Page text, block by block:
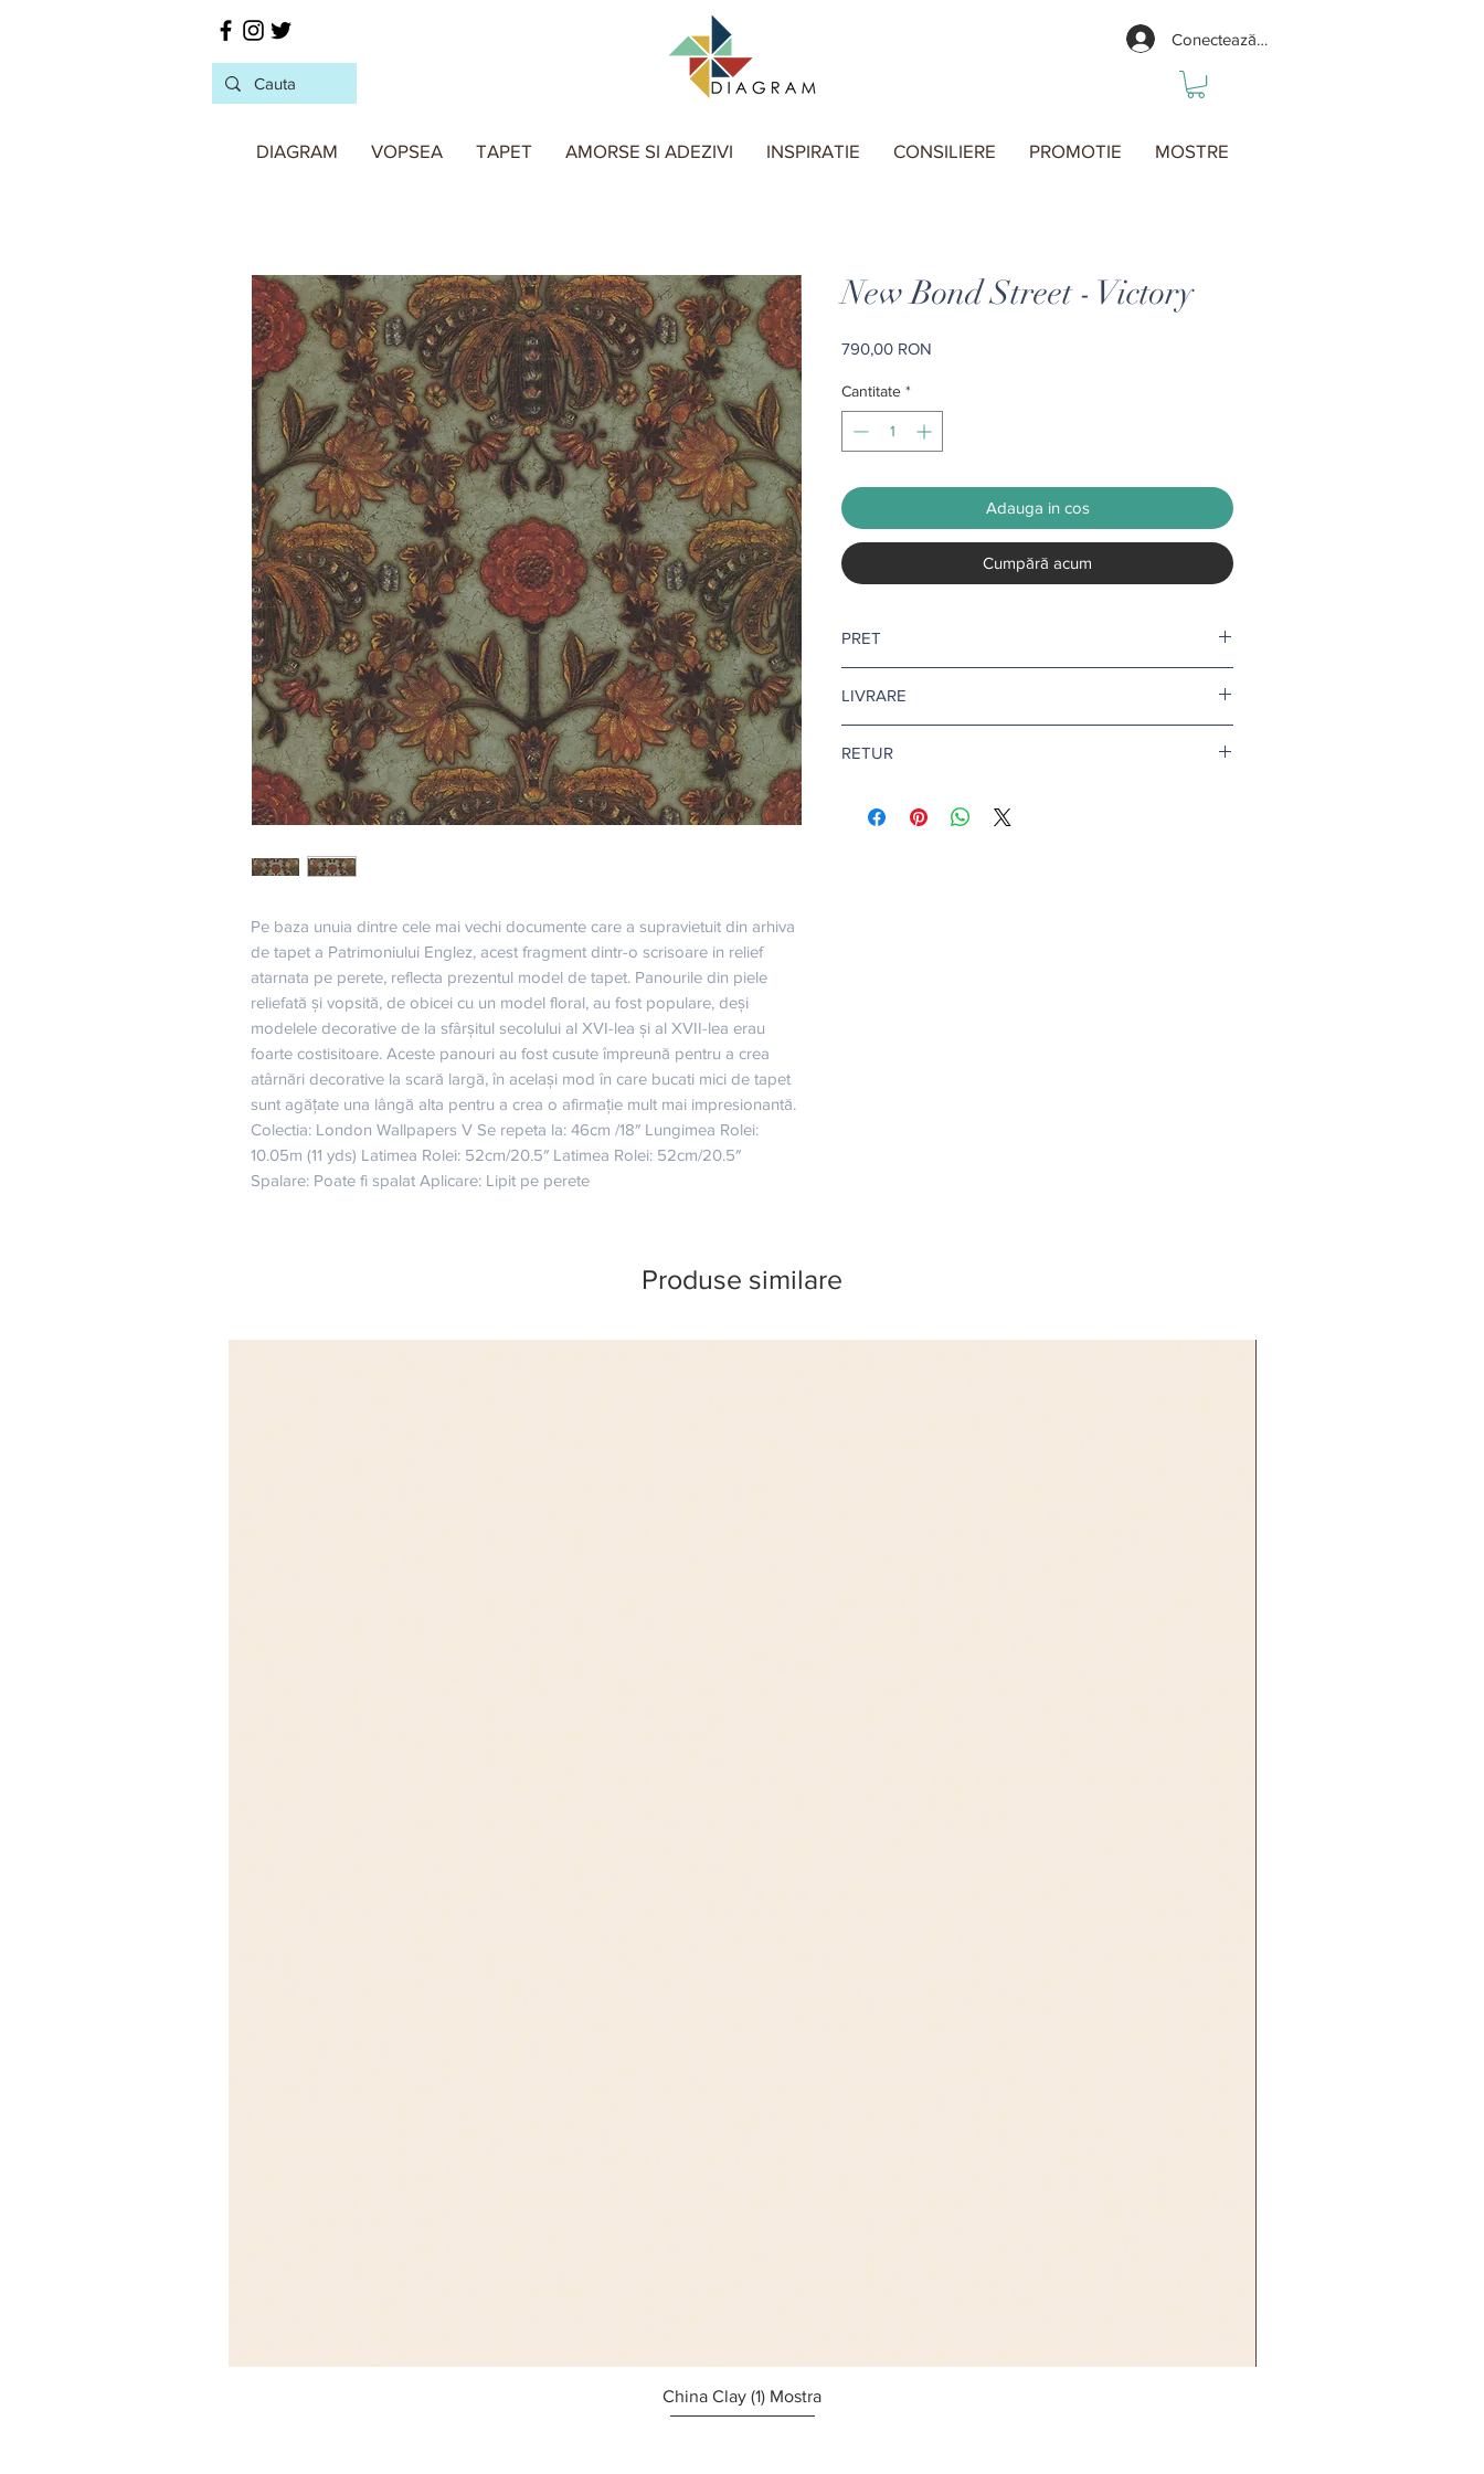
Conectează-te
DIAGRAM VOPSEA TAPET AMORSE SI ADEZIVI INSPIRATIE CONSILIERE PROMOTIE MOSTRE
Pe baza unuia dintre cele mai vechi documente care a supravietuit din arhiva
de tapet a Patrimoniului Englez, acest fragment dintr-o scrisoare in relief
atarnata pe perete, reflecta prezentul model de tapet. Panourile din piele
reliefată și vopsită, de obicei cu un model floral, au fost populare, deși
modelele decorative de la sfârșitul secolului al XVI-lea și al XVII-lea erau
foarte costisitoare. Aceste panouri au fost cusute împreună pentru a crea
atârnări decorative la scară largă, în același mod în care bucati mici de tapet
sunt agățate una lângă alta pentru a crea o afirmație mult mai impresionantă.
Colectia: London Wallpapers V Se repeta la: 46cm /18″ Lungimea Rolei:
10.05m (11 yds) Latimea Rolei: 52cm/20.5″ Latimea Rolei: 52cm/20.5″
Spalare: Poate fi spalat Aplicare: Lipit pe perete
New Bond Street - Victory
790,00 RON
Cantitate *
Adauga in cos
Cumpără acum
PRET
LIVRARE
Pentru tapet si adeziv tapet, termenul de livrare este de
Citeste mai multeaici
RETUR
Afla mai multe
aici
Produse similare
Afișare rapidă
China Clay (1) Mostra